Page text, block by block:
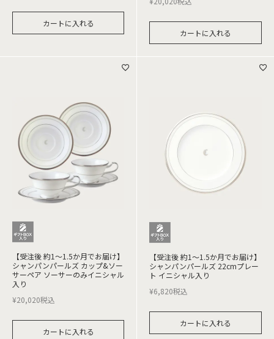
カートに入れる
カートに入れる
【受注後 約1～1.5か月でお届け】
シャンパンパールズ カップ&ソー
サーペア ソーサーのみイニシャル
入り
¥20,020税込
カートに入れる
【受注後 約1～1.5か月でお届け】
シャンパンパールズ 22cmプレー
ト イニシャル入り
¥6,820税込
カートに入れる